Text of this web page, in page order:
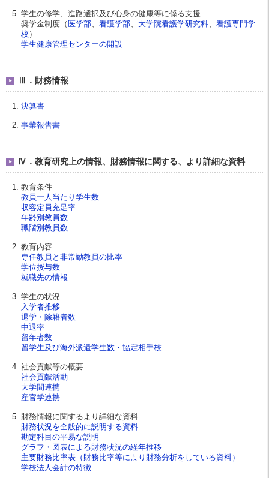
学生の修学、進路選択及び心身の健康等に係る支援
奨学金制度（ 医学部、 看護学部、 大学院看護学研究科、 看護専門学
校 ）
学生健康管理センターの開設
Ⅲ．財務情報
決算書
事業報告書
Ⅳ．教育研究上の情報、財務情報に関する、より詳細な資料
教育条件
教員一人当たり学生数
収容定員充足率
年齢別教員数
職階別教員数
教育内容
専任教員と非常勤教員の比率
学位授与数
就職先の情報
学生の状況
入学者推移
退学・除籍者数
中退率
留年者数
留学生及び海外派遣学生数・協定相手校
社会貢献等の概要
社会貢献活動
大学間連携
産官学連携
財務情報に関するより詳細な資料
財務状況を全般的に説明する資料
勘定科目の平易な説明
グラフ・図表による財務状況の経年推移
主要財務比率表（財務比率等により財務分析をしている資料）
学校法人会計の特徴